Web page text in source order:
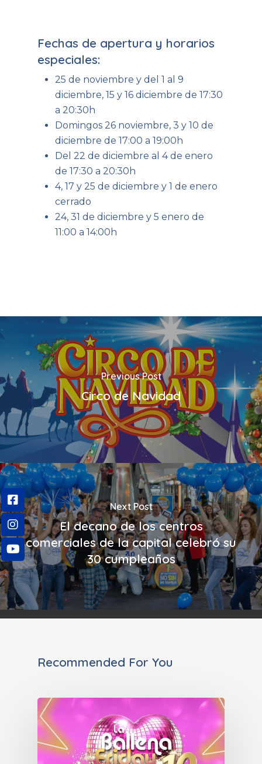
Fechas de apertura y horarios
especiales:
25 de noviembre y del 1 al 9
diciembre, 15 y 16 diciembre de 17:30
a 20:30h
Domingos 26 noviembre, 3 y 10 de
diciembre de 17:00 a 19:00h
Del 22 de diciembre al 4 de enero
de 17:30 a 20:30h
4, 17 y 25 de diciembre y 1 de enero
cerrado
24, 31 de diciembre y 5 enero de
11:00 a 14:00h
Previous Post
Circo de Navidad
Next Post
El decano de los centros
comerciales de la capital celebró su
30 cumpleaños
Recommended For You